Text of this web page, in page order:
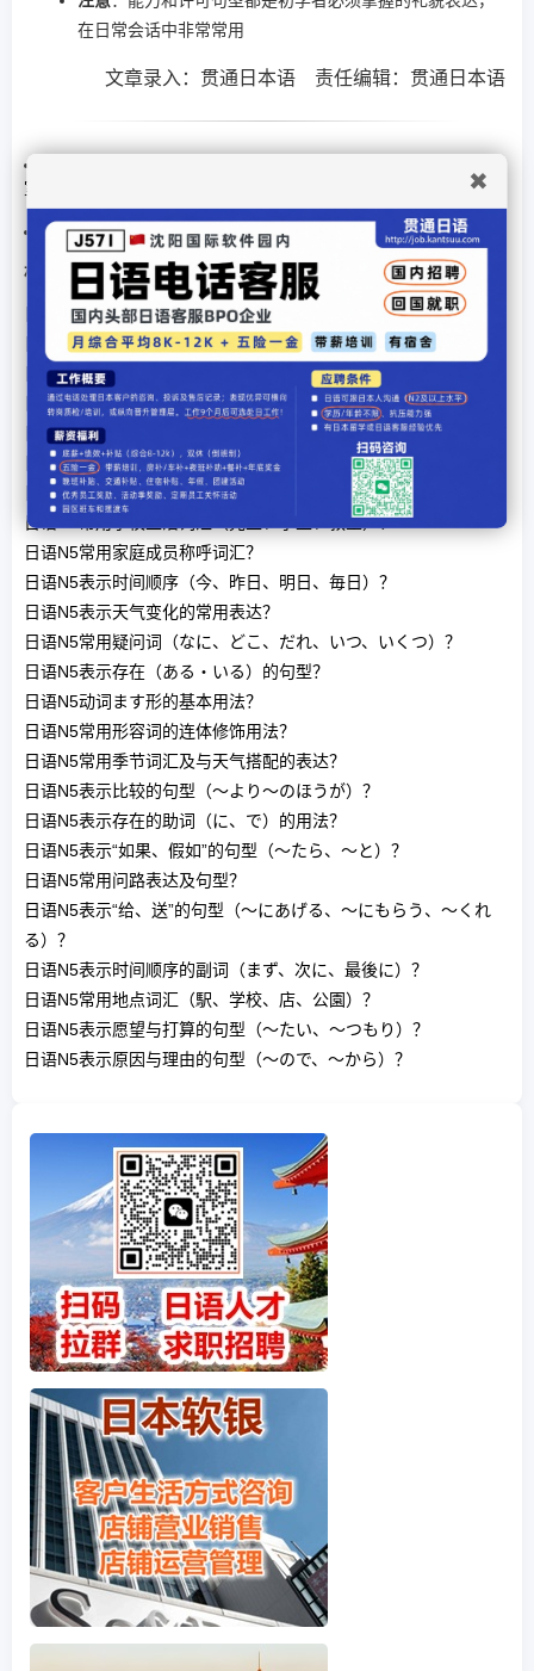
✖
在日常会话中非常常用
文章录入：贯通日本语 责任编辑：贯通日本语
室）？
下一篇文章：日语N5表示地点和方向的助词用法？
相关文章
日语N5常用打招呼和告别的简单句型？
日语N5表示原因和理由的句型（～から、～ので）？
日语N5日常购物和餐饮常用表达？
日语N5表示状态或变化的形容词句型？
日语N5常用颜色词汇及搭配用法？
日语N5表示简单比较（～より～のほうが）？
日语N5表示地点和方向的助词用法？
日语N5常用学校生活词汇（先生、学生、教室）？
日语N5常用家庭成员称呼词汇？
日语N5表示时间顺序（今、昨日、明日、毎日）？
日语N5表示天气变化的常用表达？
日语N5常用疑问词（なに、どこ、だれ、いつ、いくつ）？
日语N5表示存在（ある・いる）的句型？
日语N5动词ます形的基本用法？
日语N5常用形容词的连体修饰用法？
日语N5常用季节词汇及与天气搭配的表达？
日语N5表示比较的句型（～より～のほうが）？
日语N5表示存在的助词（に、で）的用法？
日语N5表示“如果、假如”的句型（～たら、～と）？
日语N5常用问路表达及句型？
日语N5表示“给、送”的句型（～にあげる、～にもらう、～くれ
る）？
日语N5表示时间顺序的副词（まず、次に、最後に）？
日语N5常用地点词汇（駅、学校、店、公園）？
日语N5表示愿望与打算的句型（～たい、～つもり）？
日语N5表示原因与理由的句型（～ので、～から）？